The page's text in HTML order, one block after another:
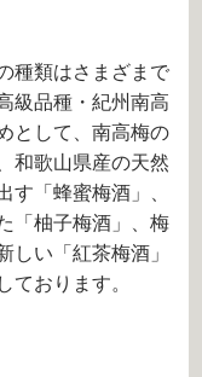
種類はさまざまで
級品種・紀州南高
として、南高梅の
和歌山県産の天然
す「蜂蜜梅酒」、
「柚子梅酒」、梅
しい「紅茶梅酒」
ております。